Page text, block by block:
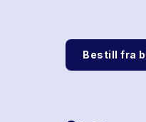
Bestill fra